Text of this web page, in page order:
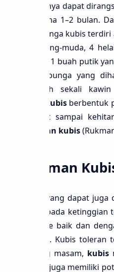
hanya dapat
0−4 °C selama 1–2 bulan.
Struktur bunga kubis
kuning-muda, 4
pendek, dan 1 buah putik
terus dan bunga yang
mudah sekali
kubisberbentuk
coklat sampai
tanaman kubis
Tanaman
musim yang dapat
baik pada
berdrainase baik dan
kubis. Kubis
tanah yang masam, kubis
juga memiliki